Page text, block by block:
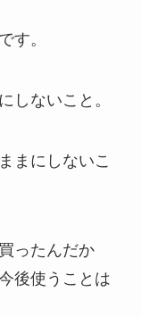
す。
しないこと。
まにしないこ
ったんだか
後使うことは